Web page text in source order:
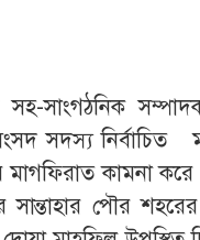
সহ-সাংগঠনিক
সদস্য নির্বাচিত
মাগফিরাত কামনা
পৌর